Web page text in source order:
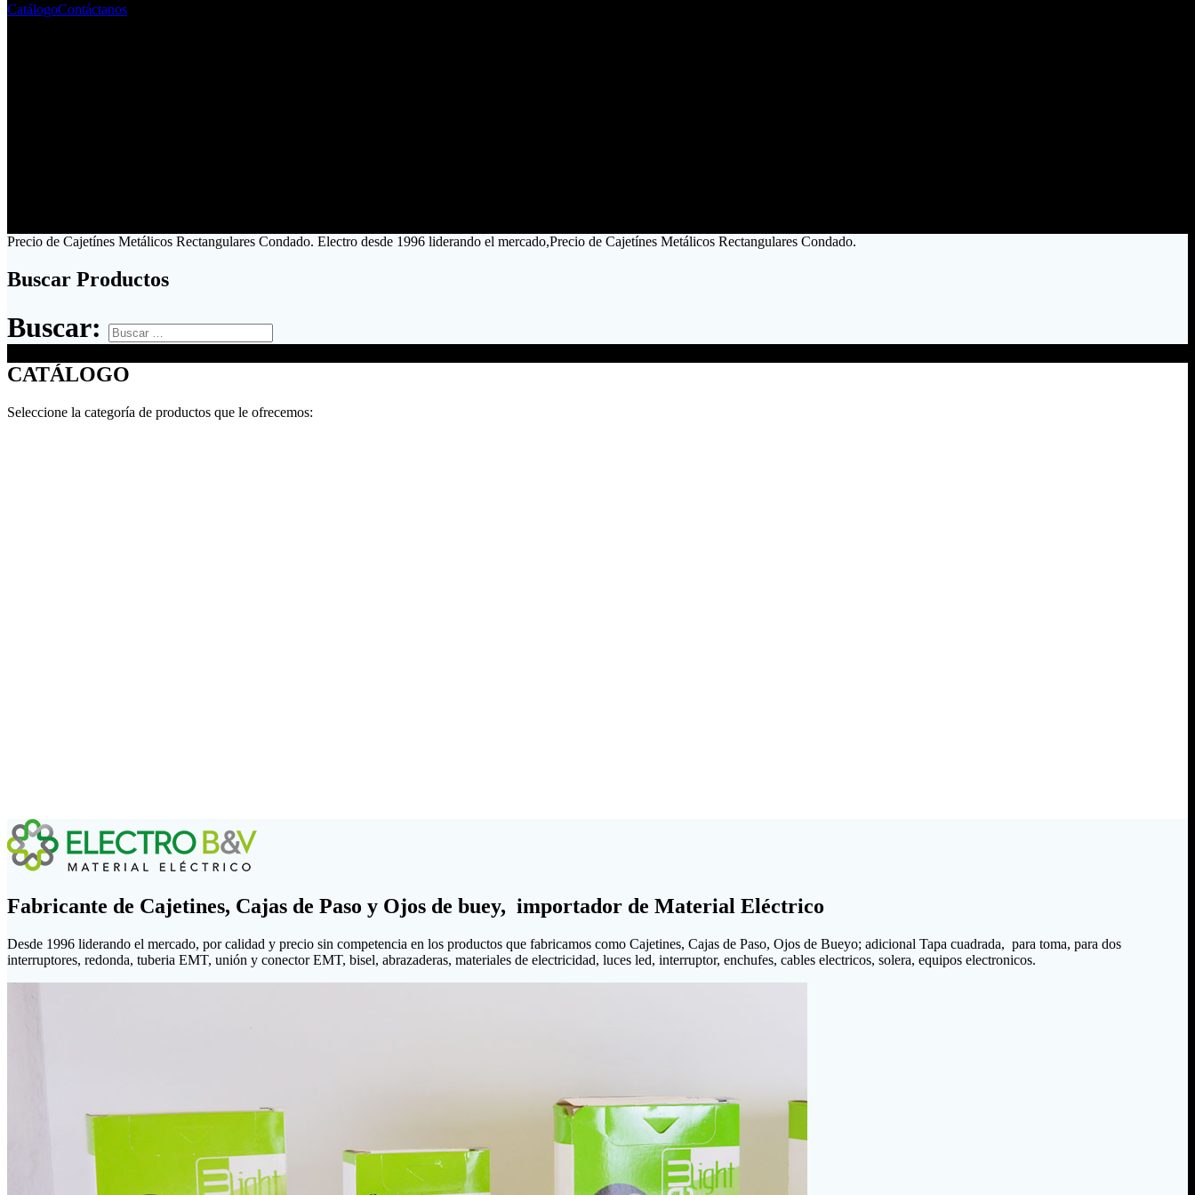
CatálogoContáctanos
Precio de Cajetínes Metálicos Rectangulares Condado. Electro desde 1996 liderando el mercado,Precio de Cajetínes Metálicos Rectangulares Condado.
Buscar Productos
Buscar:
CATÁLOGO
Seleccione la categoría de productos que le ofrecemos:
Fabricante de Cajetines, Cajas de Paso y Ojos de buey, importador de Material Eléctrico
Desde 1996 liderando el mercado, por calidad y precio sin competencia en los productos que fabricamos como Cajetines, Cajas de Paso, Ojos de Bueyo; adicional Tapa cuadrada, para toma, para dos
interruptores, redonda, tuberia EMT, unión y conector EMT, bisel, abrazaderas, materiales de electricidad, luces led, interruptor, enchufes, cables electricos, solera, equipos electronicos.